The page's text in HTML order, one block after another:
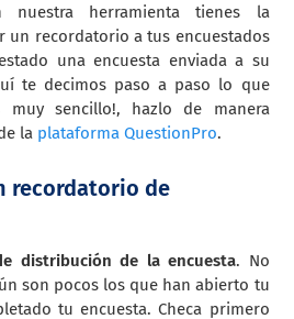
nuestra herramienta tienes la
un recordatorio a tus encuestados
una encuesta enviada a su
te decimos paso a paso lo que
muy sencillo!, hazlo de manera
la plataforma QuestionPro.
recordatorio de
distribución de la encuesta. No
son pocos los que han abierto tu
tu encuesta. Checa primero